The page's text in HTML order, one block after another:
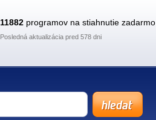
11882 programov na stiahnutie zadarmo
Posledná aktualizácia pred 578 dni